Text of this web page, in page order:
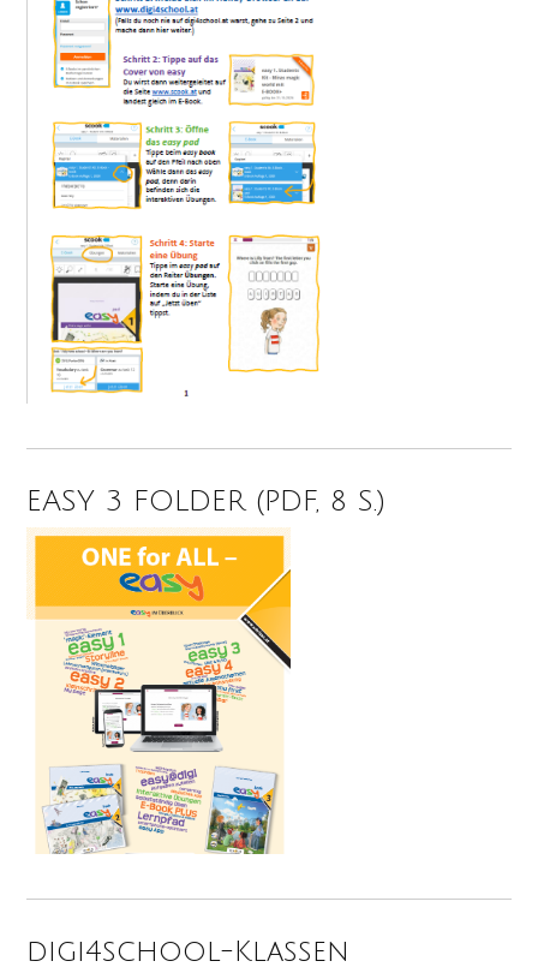
EASY 3 FOLDER (PDF, 8 S.)
digi4school-Klassen